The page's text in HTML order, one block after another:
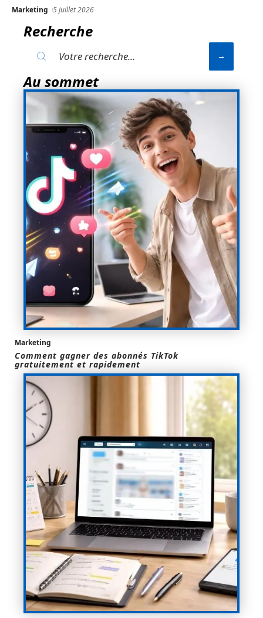
Marketing 5 juillet 2026
Recherche
Au sommet
Marketing
Comment gagner des abonnés TikTok
gratuitement et rapidement